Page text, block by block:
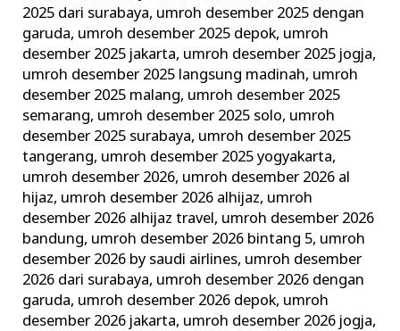
2025 dari surabaya, umroh desember 2025 dengan
garuda, umroh desember 2025 depok, umroh
desember 2025 jakarta, umroh desember 2025 jogja,
umroh desember 2025 langsung madinah, umroh
desember 2025 malang, umroh desember 2025
semarang, umroh desember 2025 solo, umroh
desember 2025 surabaya, umroh desember 2025
tangerang, umroh desember 2025 yogyakarta,
umroh desember 2026, umroh desember 2026 al
hijaz, umroh desember 2026 alhijaz, umroh
desember 2026 alhijaz travel, umroh desember 2026
bandung, umroh desember 2026 bintang 5, umroh
desember 2026 by saudi airlines, umroh desember
2026 dari surabaya, umroh desember 2026 dengan
garuda, umroh desember 2026 depok, umroh
desember 2026 jakarta, umroh desember 2026 jogja,